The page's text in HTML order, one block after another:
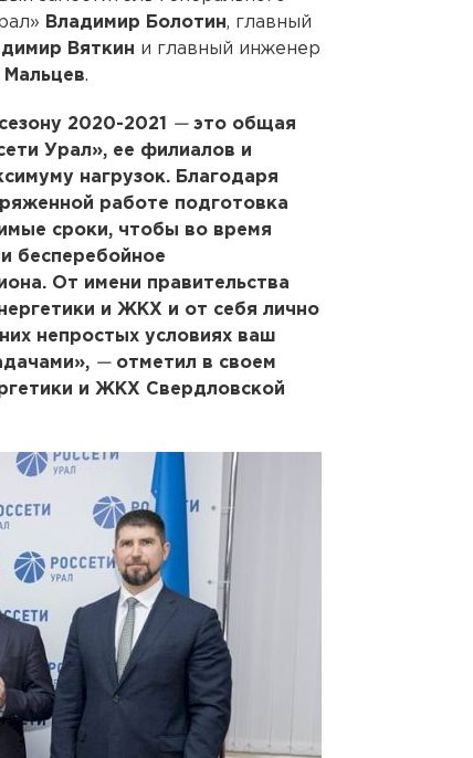
Владимир Болотин, главный
Вяткин и главный инженер
Мальцев.
2020-2021 —это общая
Урал», ее филиалов и
нагрузок. Благодаря
работе подготовка
сроки, чтобы во время
бесперебойное
От имени правительства
и ЖКХ и от себя лично
непростых условиях ваш
—отметил в своем
и ЖКХ Свердловской